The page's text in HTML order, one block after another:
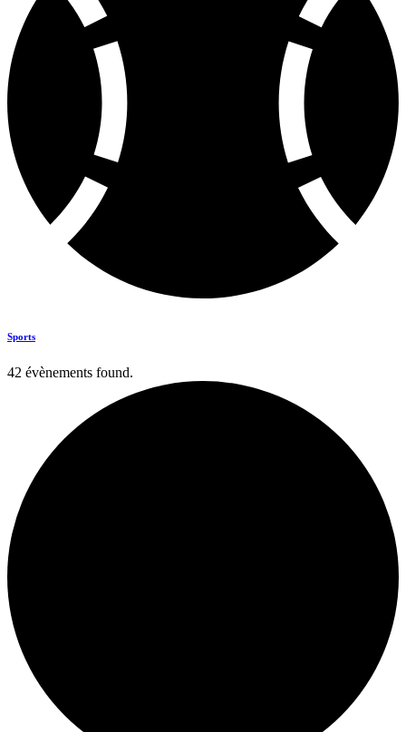
Sports
42 évènements found.